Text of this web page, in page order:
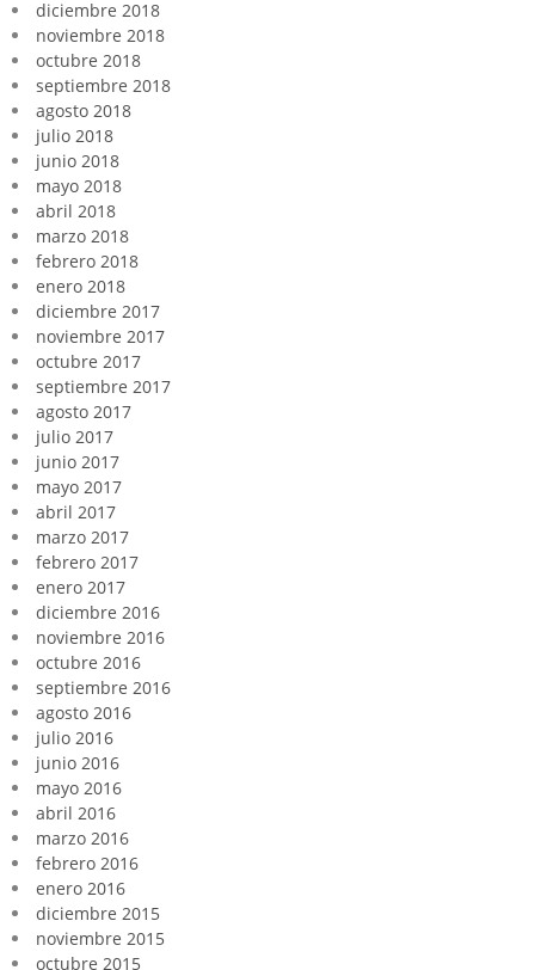
diciembre 2018
noviembre 2018
octubre 2018
septiembre 2018
agosto 2018
julio 2018
junio 2018
mayo 2018
abril 2018
marzo 2018
febrero 2018
enero 2018
diciembre 2017
noviembre 2017
octubre 2017
septiembre 2017
agosto 2017
julio 2017
junio 2017
mayo 2017
abril 2017
marzo 2017
febrero 2017
enero 2017
diciembre 2016
noviembre 2016
octubre 2016
septiembre 2016
agosto 2016
julio 2016
junio 2016
mayo 2016
abril 2016
marzo 2016
febrero 2016
enero 2016
diciembre 2015
noviembre 2015
octubre 2015